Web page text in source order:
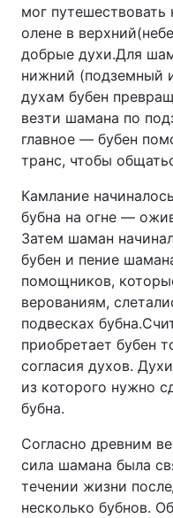
мог путешествовать
олене в
добрые духи.Для
нижний (подземный
духам бубен
везти шамана по
главное — бубен
транс, чтобы
Камлание
бубна на огне —
Затем шаман
бубен и пение
помощников,
верованиям,
подвесках
приобретает бубен
согласия духов.
из которого нужно
бубна.
Согласно древним
сила шамана была
течении жизни
несколько бубнов.